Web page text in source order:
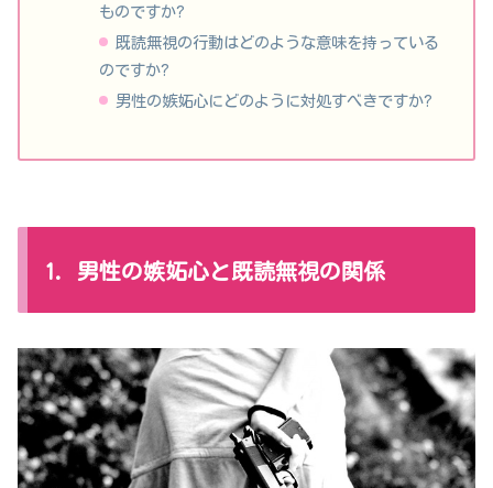
ものですか?
既読無視の行動はどのような意味を持っている
のですか?
男性の嫉妬心にどのように対処すべきですか?
1. 男性の嫉妬心と既読無視の関係